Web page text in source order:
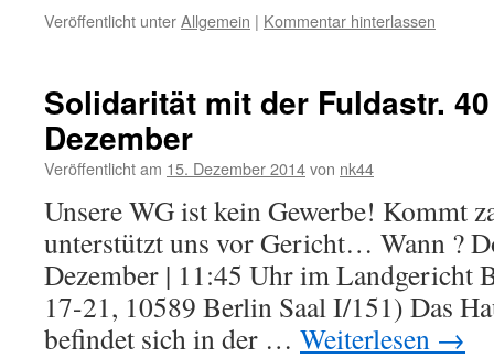
Veröffentlicht unterAllgemein | Kommentar hinterlassen
Solidarität mit der Fuldastr.
Dezember
Veröffentlicht am 15. Dezember 2014von nk44
Unsere WG ist kein Gewerbe! Kommt
unterstützt uns vor Gericht… Wann ?
Dezember | 11:45 Uhr im Landgericht
17-21, 10589 Berlin Saal I/151) Das
befindet sich in der … Weiterlesen →